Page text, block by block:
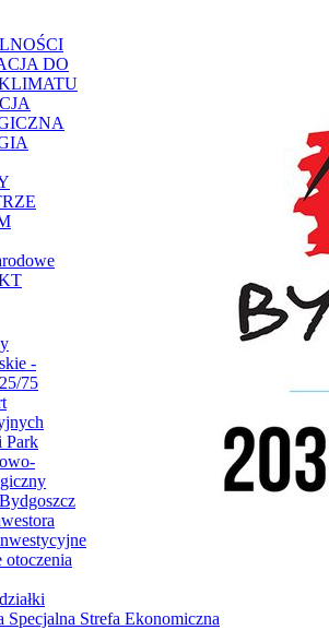
DO
-
75
Park
otoczenia
Specjalna Strefa Ekonomiczna